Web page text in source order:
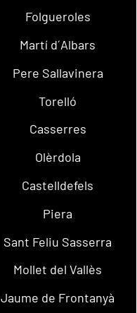
Folgueroles
Martí d´Albars
Pere Sallavinera
Torelló
Casserres
Olèrdola
Castelldefels
Piera
Sant Feliu Sasserra
Mollet del Vallès
Jaume de Frontanyà